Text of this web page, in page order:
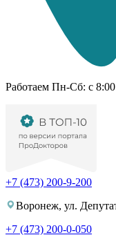
Работаем Пн-Cб: с
+7 (473) 200-9-200
Воронеж, ул.
+7 (473) 200-0-050